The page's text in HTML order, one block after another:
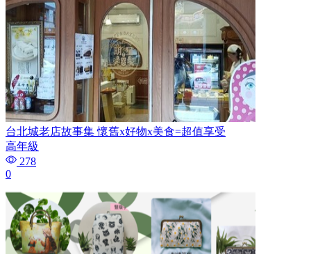
台北城老店故事集 懷舊x好物x美食=超值享受
高年級
278
0